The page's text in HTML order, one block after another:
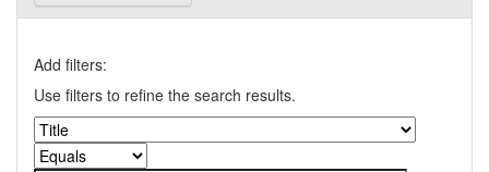
Add filters:
Use filters to refine the search results.